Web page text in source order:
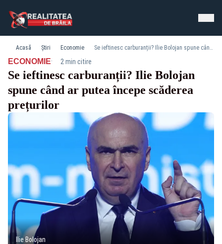
Acasă Știri Economie Se ieftinesc carburanții? Ilie Bolojan spune când ar putea începe scăderea prețurilor
ECONOMIE· 2 min citire
Se ieftinesc carburanții? Ilie Bolojan
spune când ar putea începe scăderea
prețurilor
Ilie Bolojan